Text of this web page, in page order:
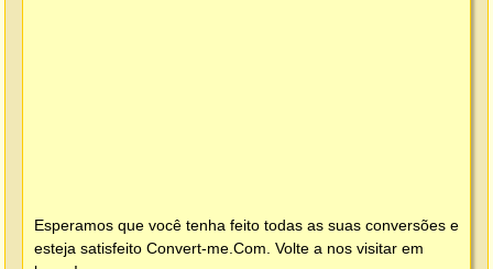
Esperamos que você tenha feito todas as suas conversões e
esteja satisfeito Convert-me.Com . Volte a nos visitar em